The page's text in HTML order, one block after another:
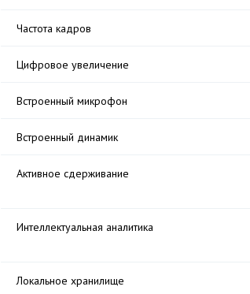
Частота кадров
Цифровое увеличение
Встроенный микрофон
Встроенный динамик
Активное сдерживание
Интеллектуальная аналитика
Локальное хранилище